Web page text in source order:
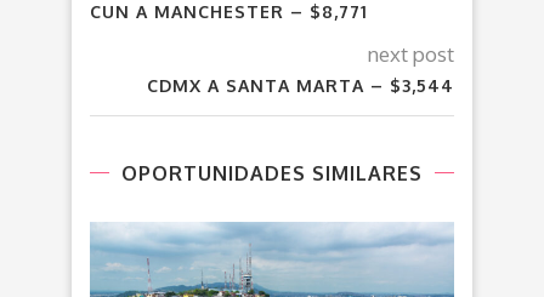
CUN A MANCHESTER – $8,771
next post
CDMX A SANTA MARTA – $3,544
OPORTUNIDADES SIMILARES